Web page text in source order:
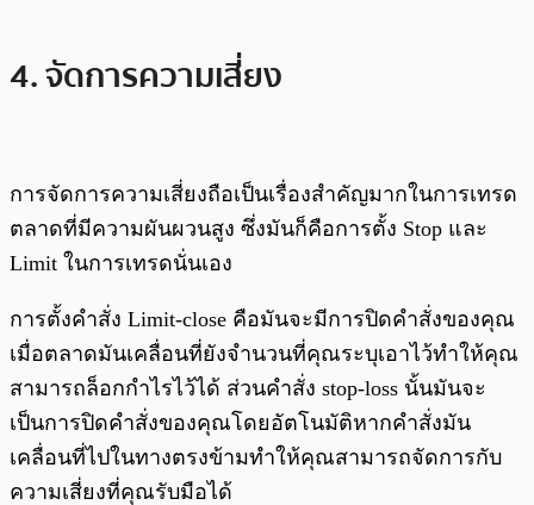
4. จัดการความเสี่ยง
การจัดการความเสี่ยงถือเป็นเรื่องสำคัญมากในการเทรด
ตลาดที่มีความผันผวนสูง ซึ่งมันก็คือการตั้ง Stop และ
Limit ในการเทรดนั่นเอง
การตั้งคำสั่ง Limit-close คือมันจะมีการปิดคำสั่งของคุณ
เมื่อตลาดมันเคลื่อนที่ยังจำนวนที่คุณระบุเอาไว้ทำให้คุณ
สามารถล็อกกำไรไว้ได้ ส่วนคำสั่ง stop-loss นั้นมันจะ
เป็นการปิดคำสั่งของคุณโดยอัตโนมัติหากคำสั่งมัน
เคลื่อนที่ไปในทางตรงข้ามทำให้คุณสามารถจัดการกับ
ความเสี่ยงที่คุณรับมือได้